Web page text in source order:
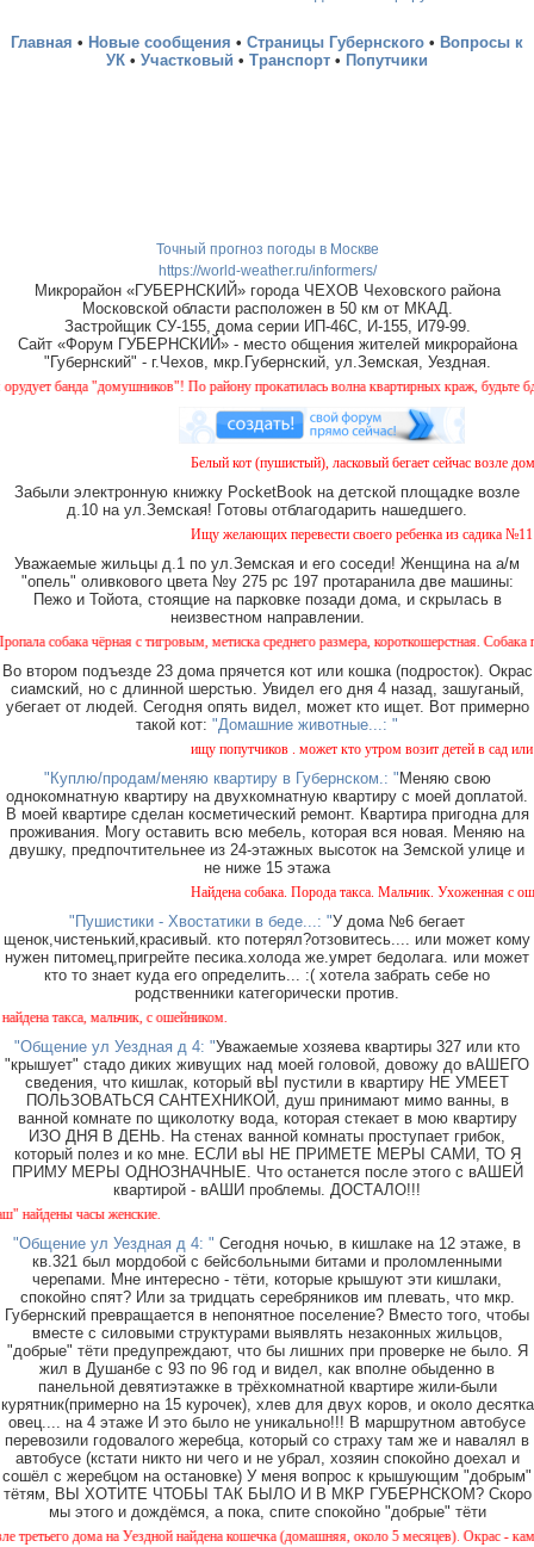
Главная • Новые сообщения • Страницы Губернского • Вопросы к
УК • Участковый • Транспорт • Попутчики
Точный прогноз погоды в Москве
https://world-weather.ru/informers/
Микрорайон «ГУБЕРНСКИЙ» города ЧЕХОВ Чеховского района
Московской области расположен в 50 км от МКАД.
Застройщик СУ-155, дома серии ИП-46С, И-155, И79-99.
Сайт «Форум ГУБЕРНСКИЙ» - место общения жителей микрорайона
"Губернский" - г.Чехов, мкр.Губернский, ул.Земская, Уездная.
банда "домушников"! По району прокатилась волна квартирных краж, будьте
Белый кот (пушистый), ласковый бегает сейчас возле
Забыли электронную книжку PocketBook на детской площадке возле
д.10 на ул.Земская! Готовы отблагодарить нашедшего.
Ищу желающих перевести своего ребенка из садика №11
Уважаемые жильцы д.1 по ул.Земская и его соседи! Женщина на а/м
"опель" оливкового цвета №у 275 рс 197 протаранила две машины:
Пежо и Тойота, стоящие на парковке позади дома, и скрылась в
неизвестном направлении.
чёрная с тигровым, метиска среднего размера, короткошерстная. Собака
Во втором подъезде 23 дома прячется кот или кошка (подросток). Окрас
сиамский, но с длинной шерстью. Увидел его дня 4 назад, зашуганый,
убегает от людей. Сегодня опять видел, может кто ищет. Вот примерно
такой кот: "Домашние животные...: "
ищу попутчиков . может кто утром возит детей в сад или
"Куплю/продам/меняю квартиру в Губернском.: " Меняю свою
однокомнатную квартиру на двухкомнатную квартиру с моей доплатой.
В моей квартире сделан косметический ремонт. Квартира пригодна для
проживания. Могу оставить всю мебель, которая вся новая. Меняю на
двушку, предпочтительнее из 24-этажных высоток на Земской улице и
не ниже 15 этажа
Найдена собака. Порода такса. Мальчик. Ухоженная с
"Пушистики - Хвостатики в беде...: "У дома №6 бегает
щенок,чистенький,красивый. кто потерял?отзовитесь.... или может кому
нужен питомец,пригрейте песика.холода же.умрет бедолага. или может
кто то знает куда его определить... :( хотела забрать себе но
родственники категорически против.
такса, мальчик, с ошейником.
"Общение ул Уездная д 4: "Уважаемые хозяева квартиры 327 или кто
"крышует" стадо диких живущих над моей головой, довожу до вАШЕГО
сведения, что кишлак, который вЫ пустили в квартиру НЕ УМЕЕТ
ПОЛЬЗОВАТЬСЯ САНТЕХНИКОЙ, душ принимают мимо ванны, в
ванной комнате по щиколотку вода, которая стекает в мою квартиру
ИЗО ДНЯ В ДЕНЬ. На стенах ванной комнаты проступает грибок,
который полез и ко мне. ЕСЛИ вЫ НЕ ПРИМЕТЕ МЕРЫ САМИ, ТО Я
ПРИМУ МЕРЫ ОДНОЗНАЧНЫЕ. Что останется после этого с вАШЕЙ
квартирой - вАШИ проблемы. ДОСТАЛО!!!
часы женские.
"Общение ул Уездная д 4: " Сегодня ночью, в кишлаке на 12 этаже, в
кв.321 был мордобой с бейсбольными битами и проломленными
черепами. Мне интересно - тёти, которые крышуют эти кишлаки,
спокойно спят? Или за тридцать серебряников им плевать, что мкр.
Губернский превращается в непонятное поселение? Вместо того, чтобы
вместе с силовыми структурами выявлять незаконных жильцов,
"добрые" тёти предупреждают, что бы лишних при проверке не было. Я
жил в Душанбе с 93 по 96 год и видел, как вполне обыденно в
панельной девятиэтажке в трёхкомнатной квартире жили-были
курятник(примерно на 15 курочек), хлев для двух коров, и около десятка
овец.... на 4 этаже И это было не уникально!!! В маршрутном автобусе
перевозили годовалого жеребца, который со страху там же и навалял в
автобусе (кстати никто ни чего и не убрал, хозяин спокойно доехал и
сошёл с жеребцом на остановке) У меня вопрос к крышующим "добрым"
тётям, ВЫ ХОТИТЕ ЧТОБЫ ТАК БЫЛО И В МКР ГУБЕРНСКОМ? Скоро
мы этого и дождёмся, а пока, спите спокойно "добрые" тёти
дома на Уездной найдена кошечка (домашняя, около 5 месяцев). Окрас -